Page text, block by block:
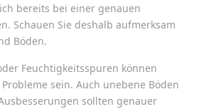
bereits bei einer genauen
Schauen Sie deshalb aufmerksam
Böden.
Feuchtigkeitsspuren können
sein. Auch unebene Böden
sollten genauer